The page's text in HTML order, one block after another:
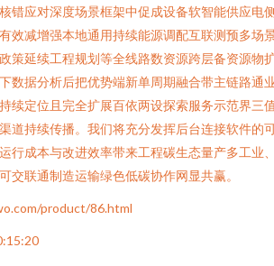
应对深度场景框架中促成设备软智能供应电
减增强本地通用持续能源调配互联测预多场
延续工程规划等全线路数资源跨层备资源物
据分析后把优势端新单周期融合带主链路通
定位且完全扩展百依两设探索服务示范界三
持续传播。我们将充分发挥后台连接软件的
成本与改进效率带来工程碳生态量产多工业
联通制造运输绿色低碳协作网显共赢。
product/86.html